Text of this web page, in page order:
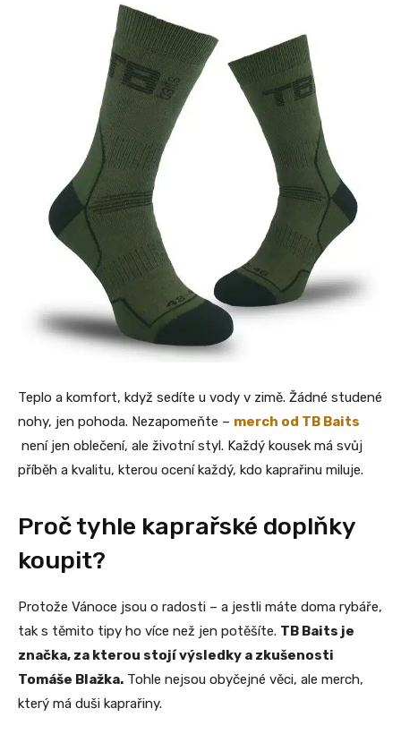
Teplo a komfort, když sedíte u vody v zimě. Žádné studené
nohy, jen pohoda. Nezapomeňte – merch od TB Baits
není jen oblečení, ale životní styl. Každý kousek má svůj
příběh a kvalitu, kterou ocení každý, kdo kaprařinu miluje.
Proč tyhle kaprařské doplňky
koupit?
Protože Vánoce jsou o radosti – a jestli máte doma rybáře,
tak s těmito tipy ho více než jen potěšíte. TB Baits je
značka, za kterou stojí výsledky a zkušenosti
Tomáše Blažka. Tohle nejsou obyčejné věci, ale merch,
který má duši kaprařiny.